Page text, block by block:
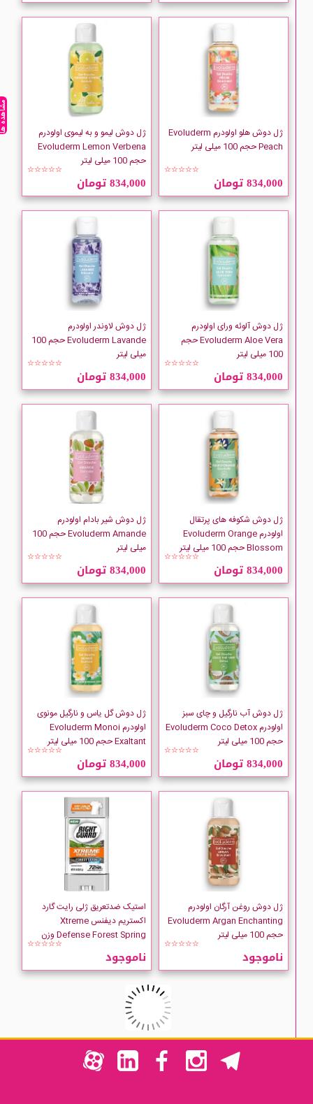
CeraVe
CHIARA AMBRA
CINTHOL
CLIVEN
COMEON
CUBA
Dafi
DENIM
Derma clean
Dettol
Dimples
Ditron
Dove
Dr Teals
DURU
elave
ژل دوش هلو اولودرم Evoluderm
Peach حجم 100 میلی لیتر
☆☆☆☆☆
834,000 تومان
ژل دوش لیمو و به لیموی اولودرم
Evoluderm Lemon Verbena
حجم 100 میلی لیتر
☆☆☆☆☆
834,000 تومان
ژل دوش آلوئه ورای اولودرم
Evoluderm Aloe Vera حجم
100 میلی لیتر
☆☆☆☆☆
834,000 تومان
ژل دوش لاوندر اولودرم
Evoluderm Lavande حجم 100
میلی لیتر
☆☆☆☆☆
834,000 تومان
ژل دوش شکوفه های پرتقال
اولودرم Evoluderm Orange
Blossom حجم 100 میلی لیتر
☆☆☆☆☆
834,000 تومان
ژل دوش شیر بادام اولودرم
Evoluderm Amande حجم 100
میلی لیتر
☆☆☆☆☆
834,000 تومان
ژل دوش آب نارگیل و چای سبز
اولودرم Evoluderm Coco Detox
حجم 100 میلی لیتر
☆☆☆☆☆
834,000 تومان
ژل دوش گل یاس و نارگیل مونوی
اولودرم Evoluderm Monoi
Exaltant حجم 100 میلی لیتر
☆☆☆☆☆
834,000 تومان
ژل دوش روغن آرگان اولودرم
Evoluderm Argan Enchanting
حجم 100 میلی لیتر
☆☆☆☆☆
ناموجود
استیک ضدتعریق ژلی رایت گارد
اکستریم دیفنس Xtreme
Defense Forest Spring وزن
☆☆☆☆☆
ناموجود